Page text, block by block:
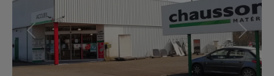
Précédent Suivant